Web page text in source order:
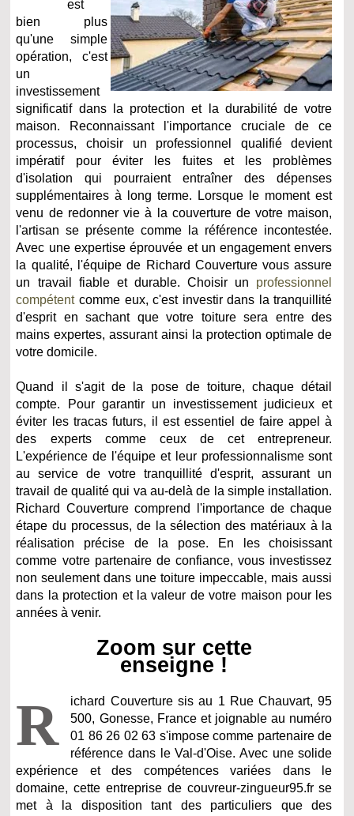
est
bien plus
qu'une simple
opération, c'est
un
investissement
significatif dans la protection et la durabilité de votre
maison. Reconnaissant l'importance cruciale de ce
processus, choisir un professionnel qualifié devient
impératif pour éviter les fuites et les problèmes
d'isolation qui pourraient entraîner des dépenses
supplémentaires à long terme. Lorsque le moment est
venu de redonner vie à la couverture de votre maison,
l'artisan se présente comme la référence incontestée.
Avec une expertise éprouvée et un engagement envers
la qualité, l'équipe de Richard Couverture vous assure
un travail fiable et durable. Choisir un professionnel
compétentcomme eux, c'est investir dans la tranquillité
d'esprit en sachant que votre toiture sera entre des
mains expertes, assurant ainsi la protection optimale de
votre domicile.
Quand il s'agit de la pose de toiture, chaque détail
compte. Pour garantir un investissement judicieux et
éviter les tracas futurs, il est essentiel de faire appel à
des experts comme ceux de cet entrepreneur.
L'expérience de l'équipe et leur professionnalisme sont
au service de votre tranquillité d'esprit, assurant un
travail de qualité qui va au-delà de la simple installation.
Richard Couverture comprend l'importance de chaque
étape du processus, de la sélection des matériaux à la
réalisation précise de la pose. En les choisissant
comme votre partenaire de confiance, vous investissez
non seulement dans une toiture impeccable, mais aussi
dans la protection et la valeur de votre maison pour les
années à venir.
Zoom sur cette
enseigne !
R
ichard Couverture sis au 1 Rue Chauvart, 95
500, Gonesse, France et joignable au numéro
01 86 26 02 63 s'impose comme partenaire de
référence dans le Val-d'Oise. Avec une solide
expérience et des compétences variées dans le
domaine, cette entreprise de couvreur-zingueur95.fr se
met à la disposition tant des particuliers que des